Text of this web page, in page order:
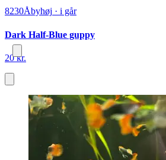
8230Åbyhøj · i går
Dark Half-Blue guppy
20 kr.